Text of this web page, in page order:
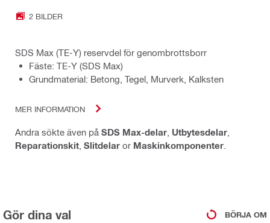
2 BILDER
SDS Max (TE-Y) reservdel för genombrottsborr
Fäste: TE-Y (SDS Max)
Grundmaterial: Betong, Tegel, Murverk, Kalksten
MER INFORMATION
Andra sökte även på SDS Max-delar Utbytesdelar
Reparationskit Slitdelar or Maskinkomponenter
Gör dina val BÖRJA OM